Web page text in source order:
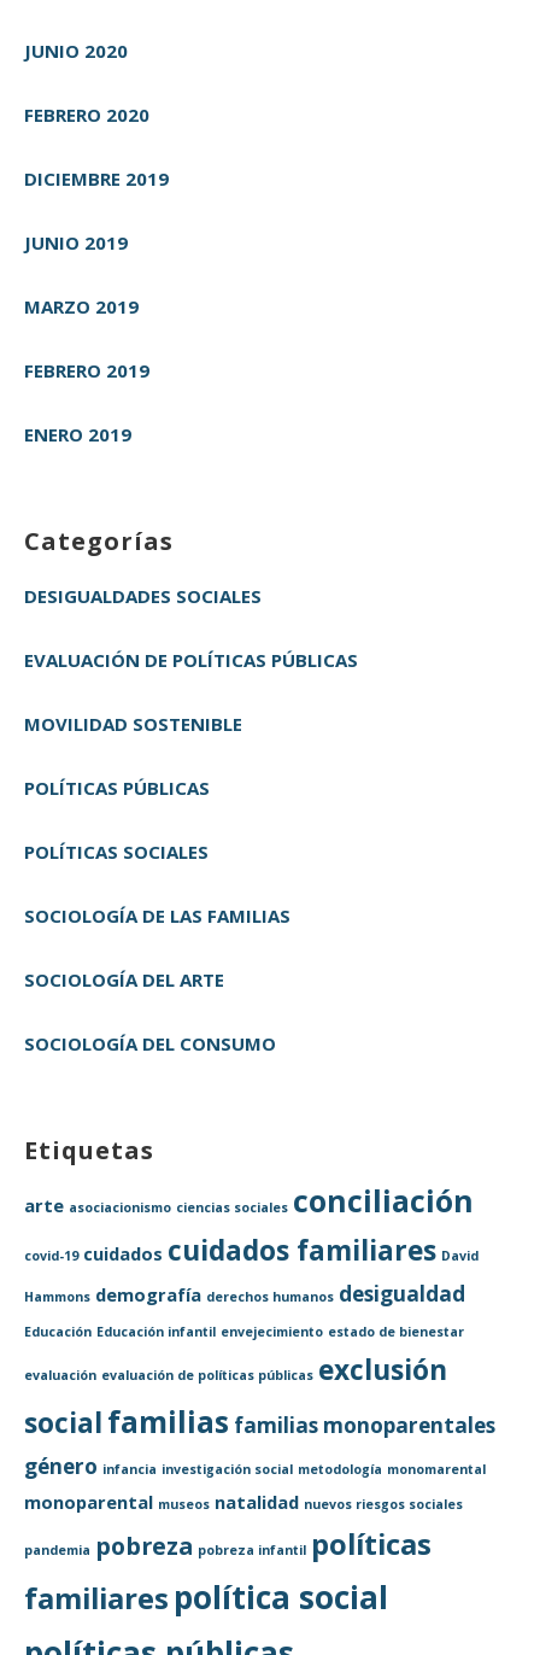
JUNIO 2020
FEBRERO 2020
DICIEMBRE 2019
JUNIO 2019
MARZO 2019
FEBRERO 2019
ENERO 2019
Categorías
DESIGUALDADES SOCIALES
EVALUACIÓN DE POLÍTICAS PÚBLICAS
MOVILIDAD SOSTENIBLE
POLÍTICAS PÚBLICAS
POLÍTICAS SOCIALES
SOCIOLOGÍA DE LAS FAMILIAS
SOCIOLOGÍA DEL ARTE
SOCIOLOGÍA DEL CONSUMO
Etiquetas
arte asociacionismo ciencias sociales conciliación
covid-19 cuidados cuidados familiares David
Hammons demografía derechos humanos desigualdad
Educación Educación infantil envejecimiento estado de bienestar
evaluación evaluación de políticas públicas exclusión
socialfamilias familias monoparentales
género infancia investigación social metodología monomarental
monoparental museos natalidad nuevos riesgos sociales
pandemia pobreza pobreza infantil políticas
familiares política social